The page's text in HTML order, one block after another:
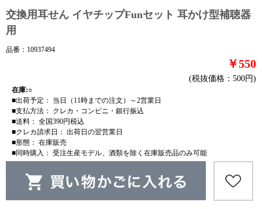
交換用耳せん イヤチップFunセット 耳かけ型補聴器
用
品番：10937494
￥550
(税抜価格：500円)
在庫:○
■出荷予定： 当日（11時までの注文）～2営業日
■支払方法： クレカ・コンビニ・銀行振込
■送料： 全国390円税込
■クレカ請求日： 出荷日の翌営業日
■形態： 在庫販売
■同時購入： 受注生産モデル、酒類を除く在庫販売品のみ可能